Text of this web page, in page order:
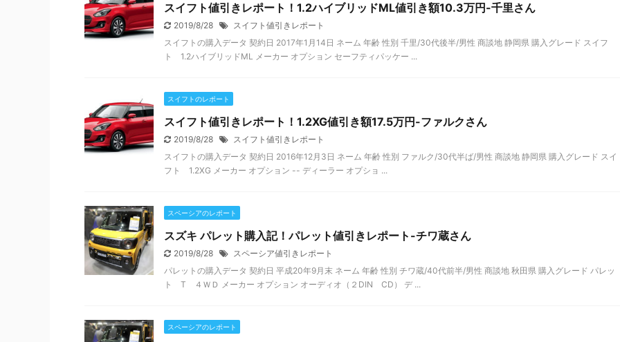
スイフト値引きレポート！1.2ハイブリッドML値引き額10.3万円-千里さん
2019/8/28
スイフト値引きレポート
スイフトの購入データ 契約日 2017年1月14日 ネーム 年齢 性別 千里/30代後半/男性 商談地 静岡県 購入グレード スイフ
ト 1.2ハイブリッドML メーカー オプション セーフティパッケー ...
スイフトのレポート
スイフト値引きレポート！1.2XG値引き額17.5万円-ファルクさん
2019/8/28
スイフト値引きレポート
スイフトの購入データ 契約日 2016年12月3日 ネーム 年齢 性別 ファルク/30代半ば/男性 商談地 静岡県 購入グレード スイ
フト 1.2XG メーカー オプション -- ディーラー オプショ ...
スペーシアのレポート
スズキ パレット購入記！パレット値引きレポート-チワ蔵さん
2019/8/28
スペーシア値引きレポート
パレットの購入データ 契約日 平成20年9月末 ネーム 年齢 性別 チワ蔵/40代前半/男性 商談地 秋田県 購入グレード パレッ
ト T ４ＷＤ メーカー オプション オーディオ（２DIN CD） デ ...
スペーシアのレポート